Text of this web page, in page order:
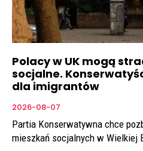
Polacy w UK mogą
socjalne.
dla imigrantów
2026-08-07
Partia Konserwatywna chce
mieszkań socjalnych w Wielkiej